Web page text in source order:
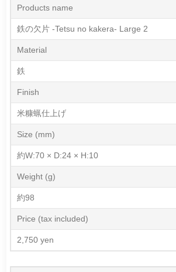
Products name
鉄の欠片 -Tetsu no kakera- Large 2
Material
鉄
Finish
米糠蝋仕上げ
Size (mm)
約W:70 × D:24 × H:10
Weight (g)
約98
Price (tax included)
2,750 yen